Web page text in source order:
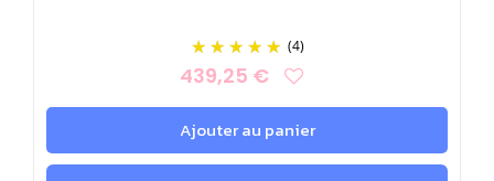
(4)
439,25 €
Ajouter au panier